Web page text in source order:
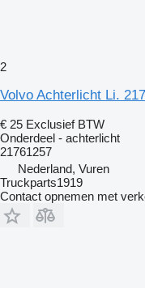
2
Volvo Achterlicht Li.
€ 25 Exclusief BTW
Onderdeel - achterlicht
21761257
Nederland, Vuren
Truckparts1919
Contact opnemen met